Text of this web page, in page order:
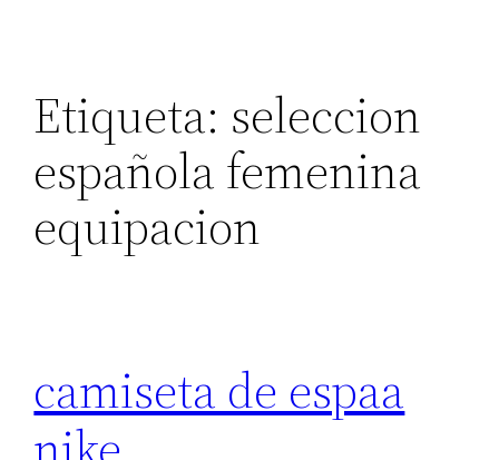
Etiqueta: seleccion
española femenina
equipacion
camiseta de espaa